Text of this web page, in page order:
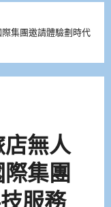
集團邀請體驗劃時代
店無人
集團
服務